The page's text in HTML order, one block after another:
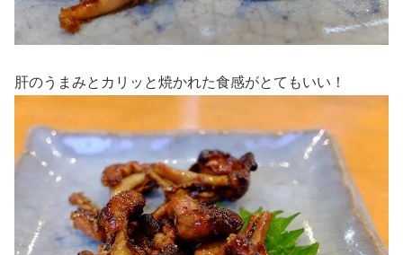
肝のうまみとカリッと焼かれた食感がとてもいい！